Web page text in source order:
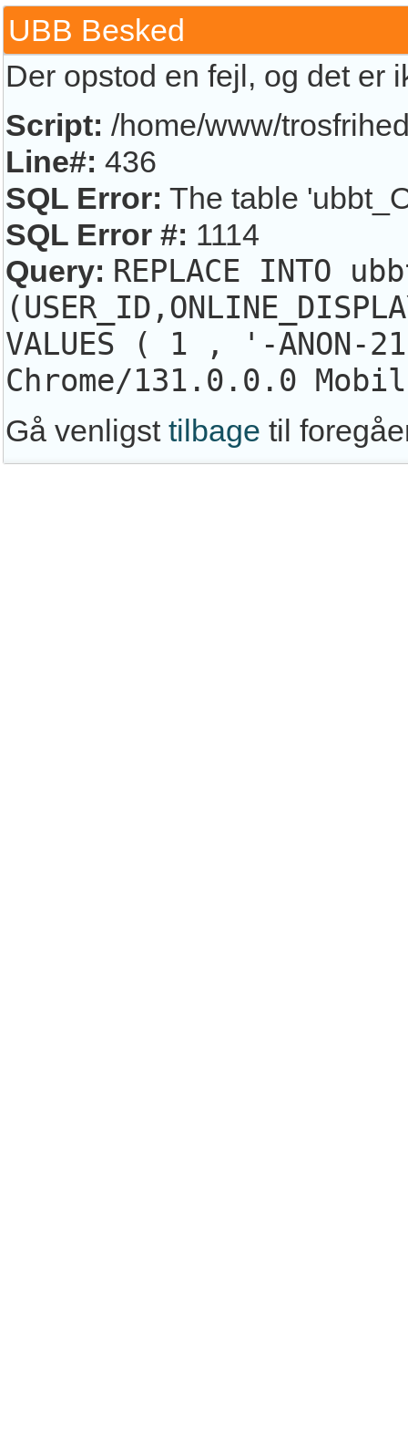
UBB Besked
Der opstod en fejl, og det
Script: /home/www/
Line#: 436
SQL Error: The table
SQL Error #: 1114
Query: REPLACE INTO
VALUES ( 1 , '-
Chrome/131.0.0.0
Gå venligst tilbage til